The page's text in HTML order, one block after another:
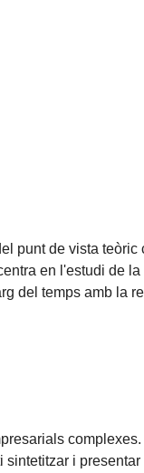
punt de vista teòric
en l'estudi de la
del temps amb la
complexes.
i